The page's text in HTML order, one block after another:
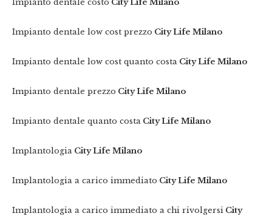
Impianto dentale costo City Life Milano
Impianto dentale low cost prezzo City Life Milano
Impianto dentale low cost quanto costa City Life Milano
Impianto dentale prezzo City Life Milano
Impianto dentale quanto costa City Life Milano
Implantologia City Life Milano
Implantologia a carico immediato City Life Milano
Implantologia a carico immediato a chi rivolgersi City